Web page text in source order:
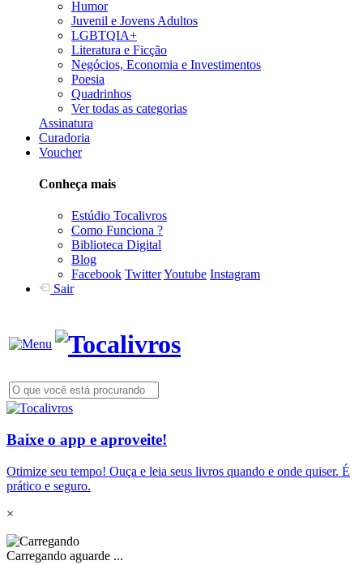
Humor
Juvenil e Jovens Adultos
LGBTQIA+
Literatura e Ficção
Negócios, Economia e Investimentos
Poesia
Quadrinhos
Ver todas as categorias
Assinatura
Curadoria
Voucher
Conheça mais
Estúdio Tocalivros
Como Funciona ?
Biblioteca Digital
Blog
Facebook TwitterYoutube Instagram
Sair
Baixe o app e aproveite!
Otimize seu tempo! Ouça e leia seus livros quando e onde quiser. É
prático e seguro.
×
Carregando aguarde ...